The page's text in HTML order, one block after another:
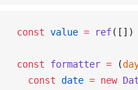
const value = ref([])
const formatter = (
  const
date = new